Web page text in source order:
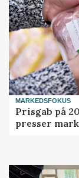
MARKEDSFOKUS
Prisgab på
presser